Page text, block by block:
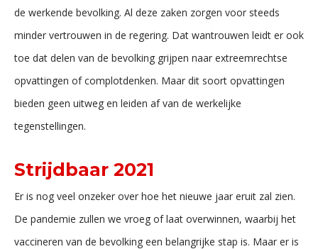
de werkende bevolking. Al deze zaken zorgen voor steeds
minder vertrouwen in de regering. Dat wantrouwen leidt er ook
toe dat delen van de bevolking grijpen naar extreemrechtse
opvattingen of complotdenken. Maar dit soort opvattingen
bieden geen uitweg en leiden af van de werkelijke
tegenstellingen.
Strijdbaar 2021
Er is nog veel onzeker over hoe het nieuwe jaar eruit zal zien.
De pandemie zullen we vroeg of laat overwinnen, waarbij het
vaccineren van de bevolking een belangrijke stap is. Maar er is